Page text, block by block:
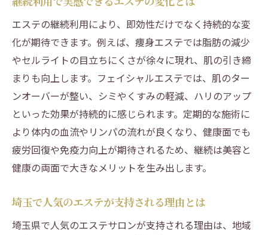
エステの効果を最大化する継続的な通い方
エステで成果を実感するための習慣化のコ
ツ
痩身エステやフェイシャルで継続が大切な
理由
エステ効果を持続させるための日常ケアと
は
エステの継続利用で得られる美容と健康の
継続的なエステ選びで失敗しないための注
意点
エステの継続利用により、即効性だけでなく持続的な変
化が期待できます。例えば、痩身エステでは脂肪の減少
やセルライトの目立ちにくさが徐々に現れ、肌の引き締
まりも向上します。フェイシャルエステでは、肌のター
ンオーバーが整い、シミやくすみの軽減、ハリのアップ
といった効果が持続的に感じられます。定期的な施術に
より体内の血流やリンパの流れが良くなり、健康面でも
疲労回復や免疫力向上が期待されるため、継続は美容と
健康の両面で大きなメリットを生み出します。
埼玉で人気のエステが支持される理由とは
埼玉県で人気のエステサロンが支持される理由は、地域